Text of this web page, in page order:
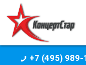
+7 (495)